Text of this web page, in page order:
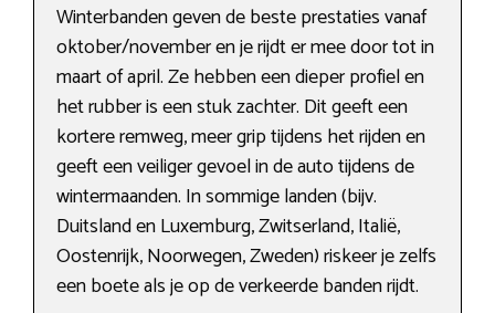
Winterbanden geven de beste prestaties vanaf
oktober/november en je rijdt er mee door tot in
maart of april. Ze hebben een dieper profiel en
het rubber is een stuk zachter. Dit geeft een
kortere remweg, meer grip tijdens het rijden en
geeft een veiliger gevoel in de auto tijdens de
wintermaanden. In sommige landen (bijv.
Duitsland en Luxemburg, Zwitserland, Italië,
Oostenrijk, Noorwegen, Zweden) riskeer je zelfs
een boete als je op de verkeerde banden rijdt.